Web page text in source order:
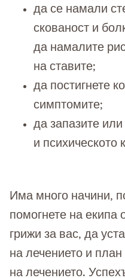
да се намали
скованост и
да намалите
на ставите;
да постигнете
симптомите;
да запазите
и психическото
Има много начини,
помогнете на екипа
грижи за вас, да
на лечението и
на лечението.